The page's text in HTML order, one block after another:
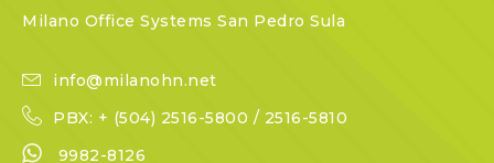
Milano Office Systems San Pedro Sula
info@milanohn.net
PBX: + (504) 2516-5800 / 2516-5810
9982-8126